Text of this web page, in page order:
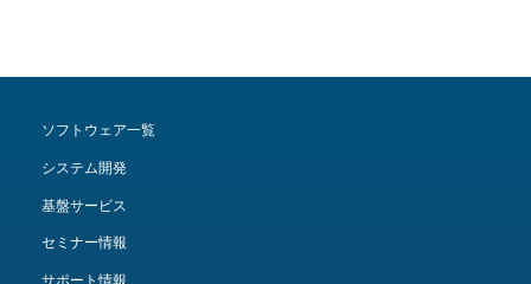
ソフトウェア一覧
システム開発
基盤サービス
セミナー情報